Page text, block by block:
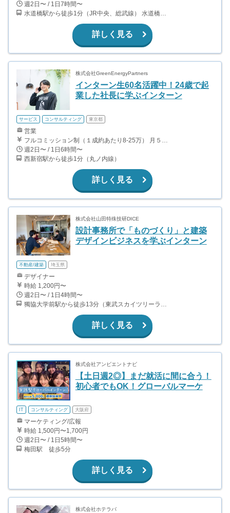
週2日〜 / 1日7時間〜
水道橋駅から徒歩1分（JR中央、総武線） 水道橋駅から徒歩6分（都営三田線）
詳しく見る
株式会社GreenEnergyPartners
インターン生60名活躍中！24歳で起
業した社長に学ぶインターン
サービス コンサルティング 東京都
営業
フルコミッション制（１成約あたり8-25万） 月５０万以上稼ぐインターン生も多数います！ ■収入例 ○入社１ヶ月目（明治大学2年生） 役職：アポインター 月間１契約×８万円＝８万円 ＋交通費 ○入社３ヶ月目（東京大学２年生） 役職：アポインター（ランク：ブロンズ） 月間３契約×10万円＝30万円 ＋交通費 ○入社６ヶ月目（早稲田大学３年生） 役職：アポインター（ランク：シルバー） 月間５契約×12万円＝60万円 ＋交通費 ○入社15ヶ月目（慶應大学３年生） 役職：クローザー 月間３契約×25万＝75万円 ＋交通費
週2日〜 / 1日6時間〜
西新宿駅から徒歩1分（丸ノ内線）
詳しく見る
株式会社山田特殊技研DICE
設計事務所で「ものづくり」と建築
デザインビジネスを学ぶインターン
不動産/建築 埼玉県
デザイナー
時給 1,200円〜
週2日〜 / 1日4時間〜
詳しく見る
株式会社アンビエントナビ
【土日週2◎】まだ就活に間に合う！
初心者でもOK！グローバルマーケ
IT コンサルティング 大阪府
マーケティング/広報
時給 1,500円〜1,700円
週2日〜 / 1日5時間〜
梅田駅 徒歩5分
詳しく見る
株式会社ホテラバ